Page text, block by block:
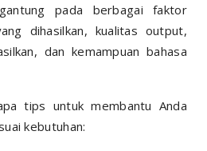
pada berbagai faktor
dihasilkan, kualitas output,
dan kemampuan bahasa
tips untuk membantu Anda
kebutuhan: